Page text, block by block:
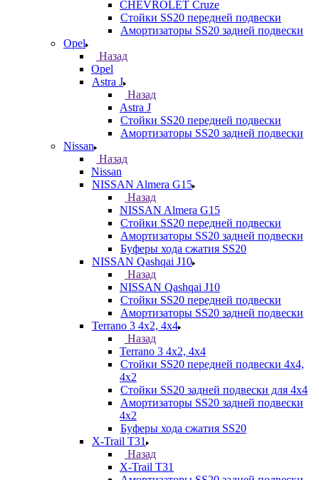
CHEVROLET Cruze
Стойки SS20 передней подвески
Амортизаторы SS20 задней подвески
Opel
Назад
Opel
Astra J
Назад
Astra J
Стойки SS20 передней подвески
Амортизаторы SS20 задней подвески
Nissan
Назад
Nissan
NISSAN Almera G15
Назад
NISSAN Almera G15
Стойки SS20 передней подвески
Амортизаторы SS20 задней подвески
Буферы хода сжатия SS20
NISSAN Qashqai J10
Назад
NISSAN Qashqai J10
Стойки SS20 передней подвески
Амортизаторы SS20 задней подвески
Terrano 3 4х2, 4х4
Назад
Terrano 3 4х2, 4х4
Стойки SS20 передней подвески 4х4,
4x2
Стойки SS20 задней подвески для 4х4
Амортизаторы SS20 задней подвески
4х2
Буферы хода сжатия SS20
X-Trail T31
Назад
X-Trail T31